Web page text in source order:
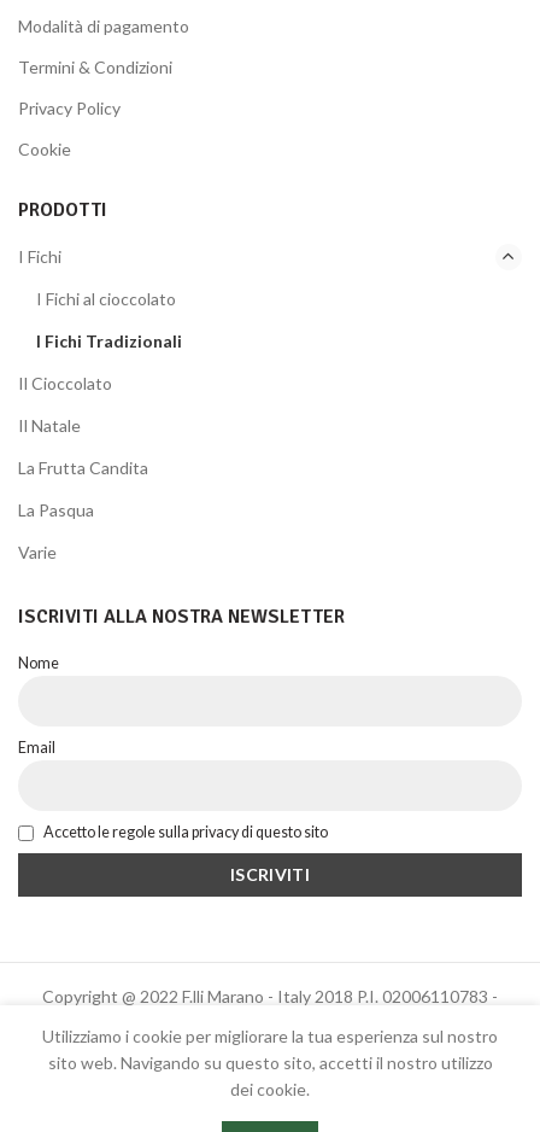
Modalità di pagamento
Termini & Condizioni
Privacy Policy
Cookie
PRODOTTI
I Fichi
I Fichi al cioccolato
I Fichi Tradizionali
Il Cioccolato
Il Natale
La Frutta Candita
La Pasqua
Varie
ISCRIVITI ALLA NOSTRA NEWSLETTER
Nome
Email
Accetto le regole sulla privacy di questo sito
Copyright @ 2022 F.lli Marano - Italy 2018 P.I. 02006110783 -
Italiano English
Utilizziamo i cookie per migliorare la tua esperienza sul nostro
sito web. Navigando su questo sito, accetti il ​​nostro utilizzo
dei cookie.